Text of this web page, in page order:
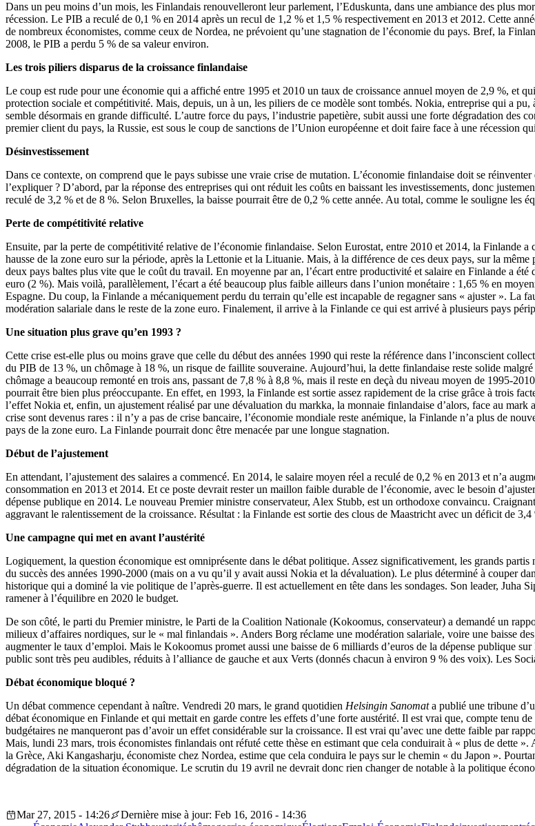
Dans un peu moins d’un mois, les Finlandais renouvelleront leur parlement, l’Eduskunta, dans une ambiance des plus
récession. Le PIB a reculé de 0,1 % en 2014 après un recul de 1,2 % et 1,5 % respectivement en 2013 et 2012. Cette
de nombreux économistes, comme ceux de Nordea, ne prévoient qu’une stagnation de l’économie du pays. Bref, la
2008, le PIB a perdu 5 % de sa valeur environ.
Les trois piliers disparus de la croissance finlandaise
Le coup est rude pour une économie qui a affiché entre 1995 et 2010 un taux de croissance annuel moyen de 2,9 %, et
protection sociale et compétitivité. Mais, depuis, un à un, les piliers de ce modèle sont tombés. Nokia, entreprise qui a pu,
semble désormais en grande difficulté. L’autre force du pays, l’industrie papetière, subit aussi une forte dégradation des
premier client du pays, la Russie, est sous le coup de sanctions de l’Union européenne et doit faire face à une récession
Désinvestissement
Dans ce contexte, on comprend que le pays subisse une vraie crise de mutation. L’économie finlandaise doit se
l’expliquer ? D’abord, par la réponse des entreprises qui ont réduit les coûts en baissant les investissements, donc
reculé de 3,2 % et de 8 %. Selon Bruxelles, la baisse pourrait être de 0,2 % cette année. Au total, comme le souligne les
Perte de compétitivité relative
Ensuite, par la perte de compétitivité relative de l’économie finlandaise. Selon Eurostat, entre 2010 et 2014, la Finlande
hausse de la zone euro sur la période, après la Lettonie et la Lituanie. Mais, à la différence de ces deux pays, sur la
deux pays baltes plus vite que le coût du travail. En moyenne par an, l’écart entre productivité et salaire en Finlande a
euro (2 %). Mais voilà, parallèlement, l’écart a été beaucoup plus faible ailleurs dans l’union monétaire : 1,65 % en
Espagne. Du coup, la Finlande a mécaniquement perdu du terrain qu’elle est incapable de regagner sans « ajuster ». La
modération salariale dans le reste de la zone euro. Finalement, il arrive à la Finlande ce qui est arrivé à plusieurs pays
Une situation plus grave qu’en 1993 ?
Cette crise est-elle plus ou moins grave que celle du début des années 1990 qui reste la référence dans l’inconscient
du PIB de 13 %, un chômage à 18 %, un risque de faillite souveraine. Aujourd’hui, la dette finlandaise reste solide
chômage a beaucoup remonté en trois ans, passant de 7,8 % à 8,8 %, mais il reste en deçà du niveau moyen de 1995-
pourrait être bien plus préoccupante. En effet, en 1993, la Finlande est sortie assez rapidement de la crise grâce à trois
l’effet Nokia et, enfin, un ajustement réalisé par une dévaluation du markka, la monnaie finlandaise d’alors, face au
crise sont devenus rares : il n’y a pas de crise bancaire, l’économie mondiale reste anémique, la Finlande n’a plus de
pays de la zone euro. La Finlande pourrait donc être menacée par une longue stagnation.
Début de l’ajustement
En attendant, l’ajustement des salaires a commencé. En 2014, le salaire moyen réel a reculé de 0,2 % en 2013 et n’a
consommation en 2013 et 2014. Et ce poste devrait rester un maillon faible durable de l’économie, avec le besoin
dépense publique en 2014. Le nouveau Premier ministre conservateur, Alex Stubb, est un orthodoxe convaincu.
aggravant le ralentissement de la croissance. Résultat : la Finlande est sortie des clous de Maastricht avec un déficit de
Une campagne qui met en avant l’austérité
Logiquement, la question économique est omniprésente dans le débat politique. Assez significativement, les grands
du succès des années 1990-2000 (mais on a vu qu’il y avait aussi Nokia et la dévaluation). Le plus déterminé à couper
historique qui a dominé la vie politique de l’après-guerre. Il est actuellement en tête dans les sondages. Son leader, Juha
ramener à l’équilibre en 2020 le budget.
De son côté, le parti du Premier ministre, le Parti de la Coalition Nationale (Kokoomus, conservateur) a demandé un
milieux d’affaires nordiques, sur le « mal finlandais ». Anders Borg réclame une modération salariale, voire une baisse
augmenter le taux d’emploi. Mais le Kokoomus promet aussi une baisse de 6 milliards d’euros de la dépense publique
public sont très peu audibles, réduits à l’alliance de gauche et aux Verts (donnés chacun à environ 9 % des voix). Les
Débat économique bloqué ?
Un débat commence cependant à naître. Vendredi 20 mars, le grand quotidien Helsingin Sanomata publié une tribune
débat économique en Finlande et qui mettait en garde contre les effets d’une forte austérité. Il est vrai que, compte tenu
budgétaires ne manqueront pas d’avoir un effet considérable sur la croissance. Il est vrai qu’avec une dette faible par
Mais, lundi 23 mars, trois économistes finlandais ont réfuté cette thèse en estimant que cela conduirait à « plus de dette
la Grèce, Aki Kangasharju, économiste chez Nordea, estime que cela conduira le pays sur le chemin « du Japon ».
dégradation de la situation économique. Le scrutin du 19 avril ne devrait donc rien changer de notable à la politique
Mar 27, 2015 - 14:26
Dernière mise à jour: Feb 16, 2016 - 14:36